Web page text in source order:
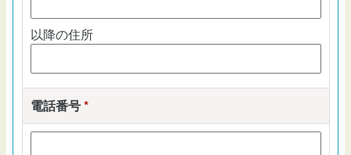
以降の住所
電話番号*